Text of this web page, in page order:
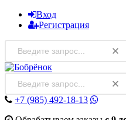
Вход
Регистрация
+7 (985) 492-18-13